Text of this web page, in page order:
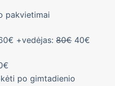
pakvietimai
+vedėjas: 80€ 40€
po gimtadienio